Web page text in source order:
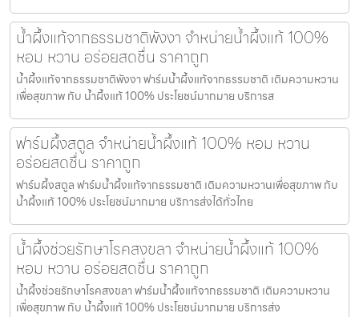
น้ำผึ้งแท้จากธรรมชาติพังงา จำหน่ายน้ำผึ้งแท้ 100%
หอม หวาน อร่อยสดชื่น ราคาถูก
น้ำผึ้งแท้จากธรรมชาติพังงา ฟาร์มน้ำผึ้งแท้จากธรรมชาติ เติมความหวาน
เพื่อสุขภาพ กับ น้ำผึ้งแท้ 100% ประโยชน์มากมาย บริการส
ฟาร์มผึ้งสตูล จำหน่ายน้ำผึ้งแท้ 100% หอม หวาน
อร่อยสดชื่น ราคาถูก
ฟาร์มผึ้งสตูล ฟาร์มน้ำผึ้งแท้จากธรรมชาติ เติมความหวานเพื่อสุขภาพ กับ
น้ำผึ้งแท้ 100% ประโยชน์มากมาย บริการส่งได้ทั่วไทย
น้ำผึ้งช่วยรักษาโรคสงขลา จำหน่ายน้ำผึ้งแท้ 100%
หอม หวาน อร่อยสดชื่น ราคาถูก
น้ำผึ้งช่วยรักษาโรคสงขลา ฟาร์มน้ำผึ้งแท้จากธรรมชาติ เติมความหวาน
เพื่อสุขภาพ กับ น้ำผึ้งแท้ 100% ประโยชน์มากมาย บริการส่ง